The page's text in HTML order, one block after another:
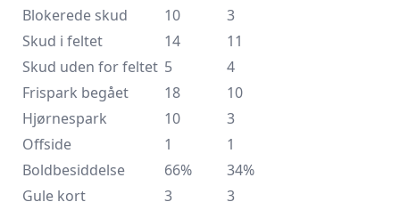
Blokerede skud
10
3
Skud i feltet
14
11
Skud uden for feltet 5
4
Frispark begået
18
10
Hjørnespark
10
3
Offside
1
1
Boldbesiddelse
66%
34%
Gule kort
3
3